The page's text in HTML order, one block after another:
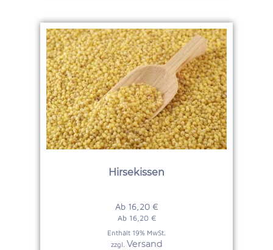
Hirsekissen
Ab 16,20 €
Ab 16,20 €
Enthält 19% MwSt.
zzgl. Versand